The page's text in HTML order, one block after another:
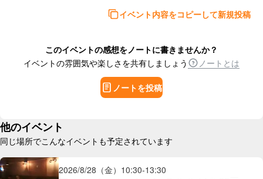
イベント内容をコピーして新規投稿
このイベントの感想をノートに書きませんか？
イベントの雰囲気や楽しさを共有しましょう
ノートとは
ノートを投稿
他のイベント
同じ場所でこんなイベントも予定されています
2026/8/28（金） 10:30-13:30